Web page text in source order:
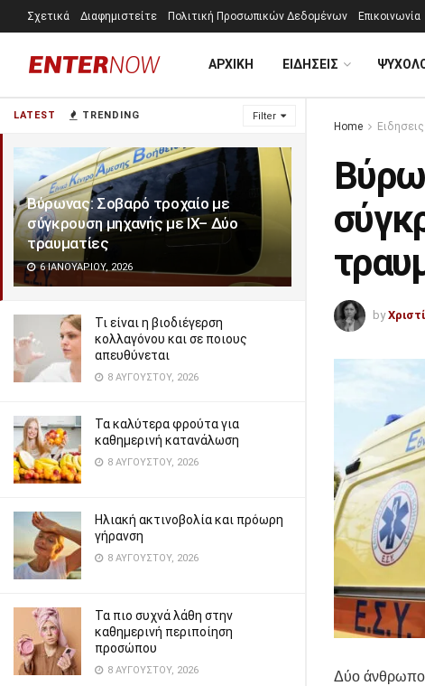
LATEST TRENDING Filter
Βύρωνας: Σοβαρό τροχαίο με
σύγκρουση μηχανής με ΙΧ– Δύο
τραυματίες
6 ΙΑΝΟΥΑΡΊΟΥ, 2026
Τι είναι η βιοδιέγερση
κολλαγόνου και σε ποιους
απευθύνεται
8 ΑΥΓΟΎΣΤΟΥ, 2026
Τα καλύτερα φρούτα για
καθημερινή κατανάλωση
8 ΑΥΓΟΎΣΤΟΥ, 2026
Ηλιακή ακτινοβολία και πρόωρη
γήρανση
8 ΑΥΓΟΎΣΤΟΥ, 2026
Τα πιο συχνά λάθη στην
καθημερινή περιποίηση
προσώπου
8 ΑΥΓΟΎΣΤΟΥ, 2026
Σχετικά Διαφημιστείτε Πολιτική Προσωπικών Δεδομένων Επικοινωνία
ΑΡΧΙΚΗ ΕΙΔΗΣΕΙΣ
Home Ειδησεις
by
Δύο άνθρωποι